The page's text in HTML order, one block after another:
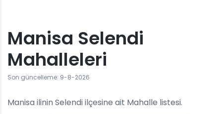
Manisa Selendi
Mahalleleri
Son güncelleme: 9-8-2026
Manisa ilinin Selendi ilçesine ait Mahalle listesi.